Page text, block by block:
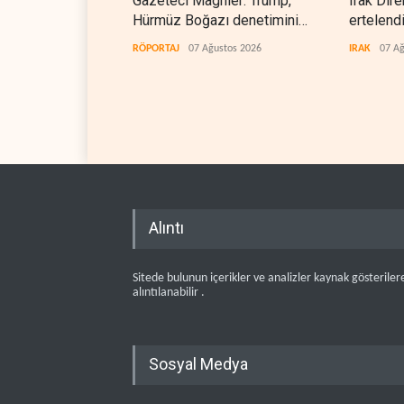
Hürmüz Boğazı denetimini
doğrudan İran ve Umman'a
RÖPORTAJ 07 Ağustos 2026 IRAK 07
Alıntı
Sitede bulunun içerikler ve analizler kaynak
alıntılanabilir .
Sosyal Medya